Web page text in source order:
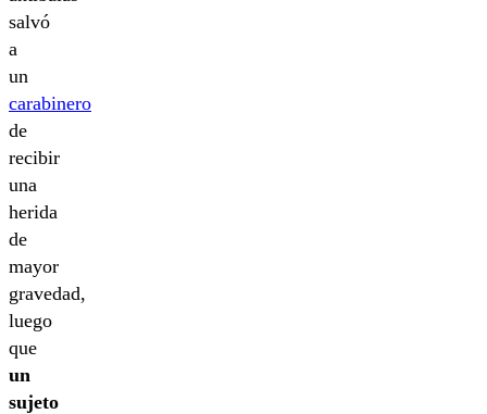
salvó
a
un
carabinero
de
recibir
una
herida
de
mayor
gravedad,
luego
que
un
sujeto